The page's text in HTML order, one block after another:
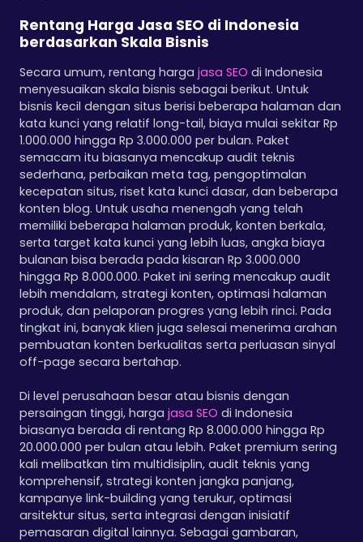
Rentang Harga Jasa SEO di Indonesia
berdasarkan Skala Bisnis
Secara umum, rentang hargajasa SEO di Indonesia
menyesuaikan skala bisnis sebagai berikut. Untuk
bisnis kecil dengan situs berisi beberapa halaman dan
kata kunci yang relatif long-tail, biaya mulai sekitar Rp
1.000.000 hingga Rp 3.000.000 per bulan. Paket
semacam itu biasanya mencakup audit teknis
sederhana, perbaikan meta tag, pengoptimalan
kecepatan situs, riset kata kunci dasar, dan beberapa
konten blog. Untuk usaha menengah yang telah
memiliki beberapa halaman produk, konten berkala,
serta target kata kunci yang lebih luas, angka biaya
bulanan bisa berada pada kisaran Rp 3.000.000
hingga Rp 8.000.000. Paket ini sering mencakup audit
lebih mendalam, strategi konten, optimasi halaman
produk, dan pelaporan progres yang lebih rinci. Pada
tingkat ini, banyak klien juga selesai menerima arahan
pembuatan konten berkualitas serta perluasan sinyal
off-page secara bertahap.
Di level perusahaan besar atau bisnis dengan
persaingan tinggi, hargajasa SEO di Indonesia
biasanya berada di rentang Rp 8.000.000 hingga Rp
20.000.000 per bulan atau lebih. Paket premium sering
kali melibatkan tim multidisiplin, audit teknis yang
komprehensif, strategi konten jangka panjang,
kampanye link-building yang terukur, optimasi
arsitektur situs, serta integrasi dengan inisiatif
pemasaran digital lainnya. Sebagai gambaran,